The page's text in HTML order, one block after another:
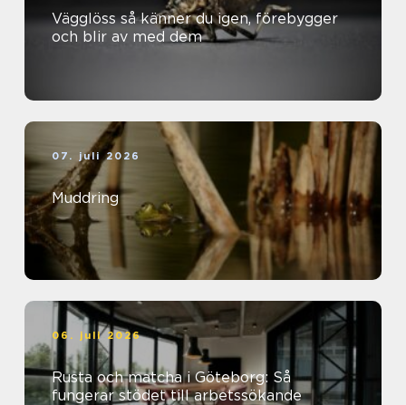
Vägglöss så känner du igen, förebygger
och blir av med dem
07. juli 2026
Muddring
06. juli 2026
Rusta och matcha i Göteborg: Så
fungerar stödet till arbetssökande